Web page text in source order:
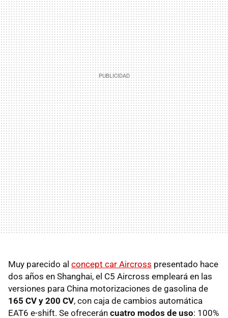
Muy parecido al concept car Aircross presentado hace
dos años en Shanghai, el C5 Aircross empleará en las
versiones para China motorizaciones de gasolina de
165 CV y 200 CV, con caja de cambios automática
EAT6 e-shift. Se ofrecerán cuatro modos de uso: 100%